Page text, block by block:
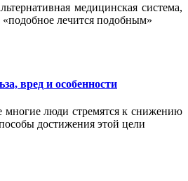
медицинская система,
лечится подобным»
вред и особенности
многие люди стремятся к снижению
достижения этой цели